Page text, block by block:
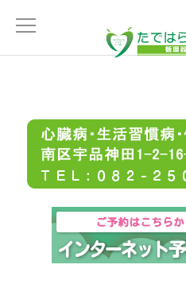
医師の紹介
DOCTOR
交通案内